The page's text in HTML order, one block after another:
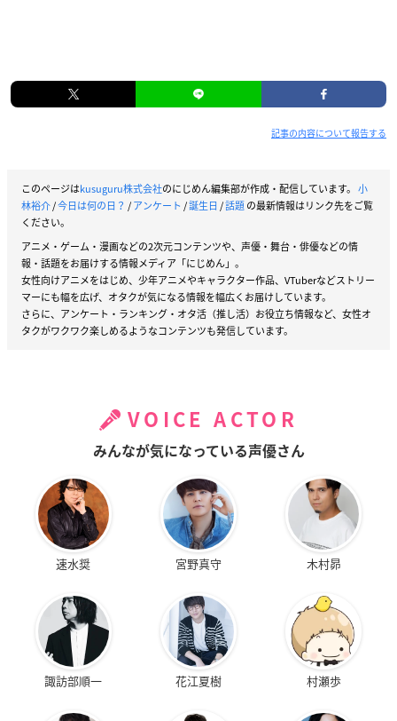
記事の内容について報告する
このページはkusuguru株式会社のにじめん編集部が作成・配信しています。 小
林裕介/今日は何の日？ /アンケート /誕生日/話題の最新情報はリンク先をご覧
ください。
アニメ・ゲーム・漫画などの2次元コンテンツや、声優・舞台・俳優などの情
報・話題をお届けする情報メディア「にじめん」。
女性向けアニメをはじめ、少年アニメやキャラクター作品、VTuberなどストリー
マーにも幅を広げ、オタクが気になる情報を幅広くお届けしています。
さらに、アンケート・ランキング・オタ活（推し活）お役立ち情報など、女性オ
タクがワクワク楽しめるようなコンテンツも発信しています。
VOICE ACTOR
みんなが気になっている声優さん
速水奨 宮野真守 木村昴
諏訪部順一 花江夏樹 村瀬歩